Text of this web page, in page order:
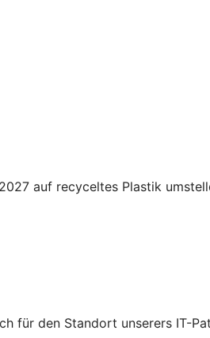
auf recyceltes Plastik
für den Standort unserers IT-